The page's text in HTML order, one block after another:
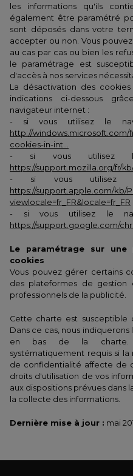
les informations qu'ils
également être paramétré
sont déposés dans votre
accepter ou non. Vous
au cas par cas ou bien les
le paramétrage est
d'accès à nos services
La désactivation des
indications ci-dessous
navigateur internet :
- si vous utilisez le
http://
cookies-in-int...
- si vous utilisez
https://support.mozilla.org/fr/
- si vous utilisez
https://support.apple.com/kb/
viewlocale=fr_FR&locale=fr_FR
- si vous utilisez le
https://support.google.com/
Le paramétrage sur
cookies
Vous pouvez gérer certains
des plateformes de gestion
professionnels de la publicité.
Cette charte est susceptible
Dans ce cas, nous
en bas de la charte.
systématiquement requis si
de confidentialité affecte de
droits d'utilisation de vos
aux dispositions prévues dans
la collecte des informations.
Dernière mise à jour : mai